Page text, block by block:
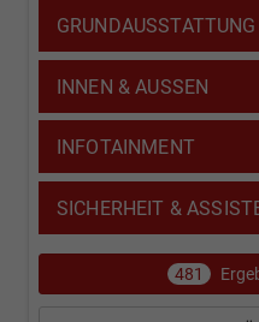
GRUNDAUSSTATTUNG
INNEN & AUSSEN
INFOTAINMENT
SICHERHEIT &
481